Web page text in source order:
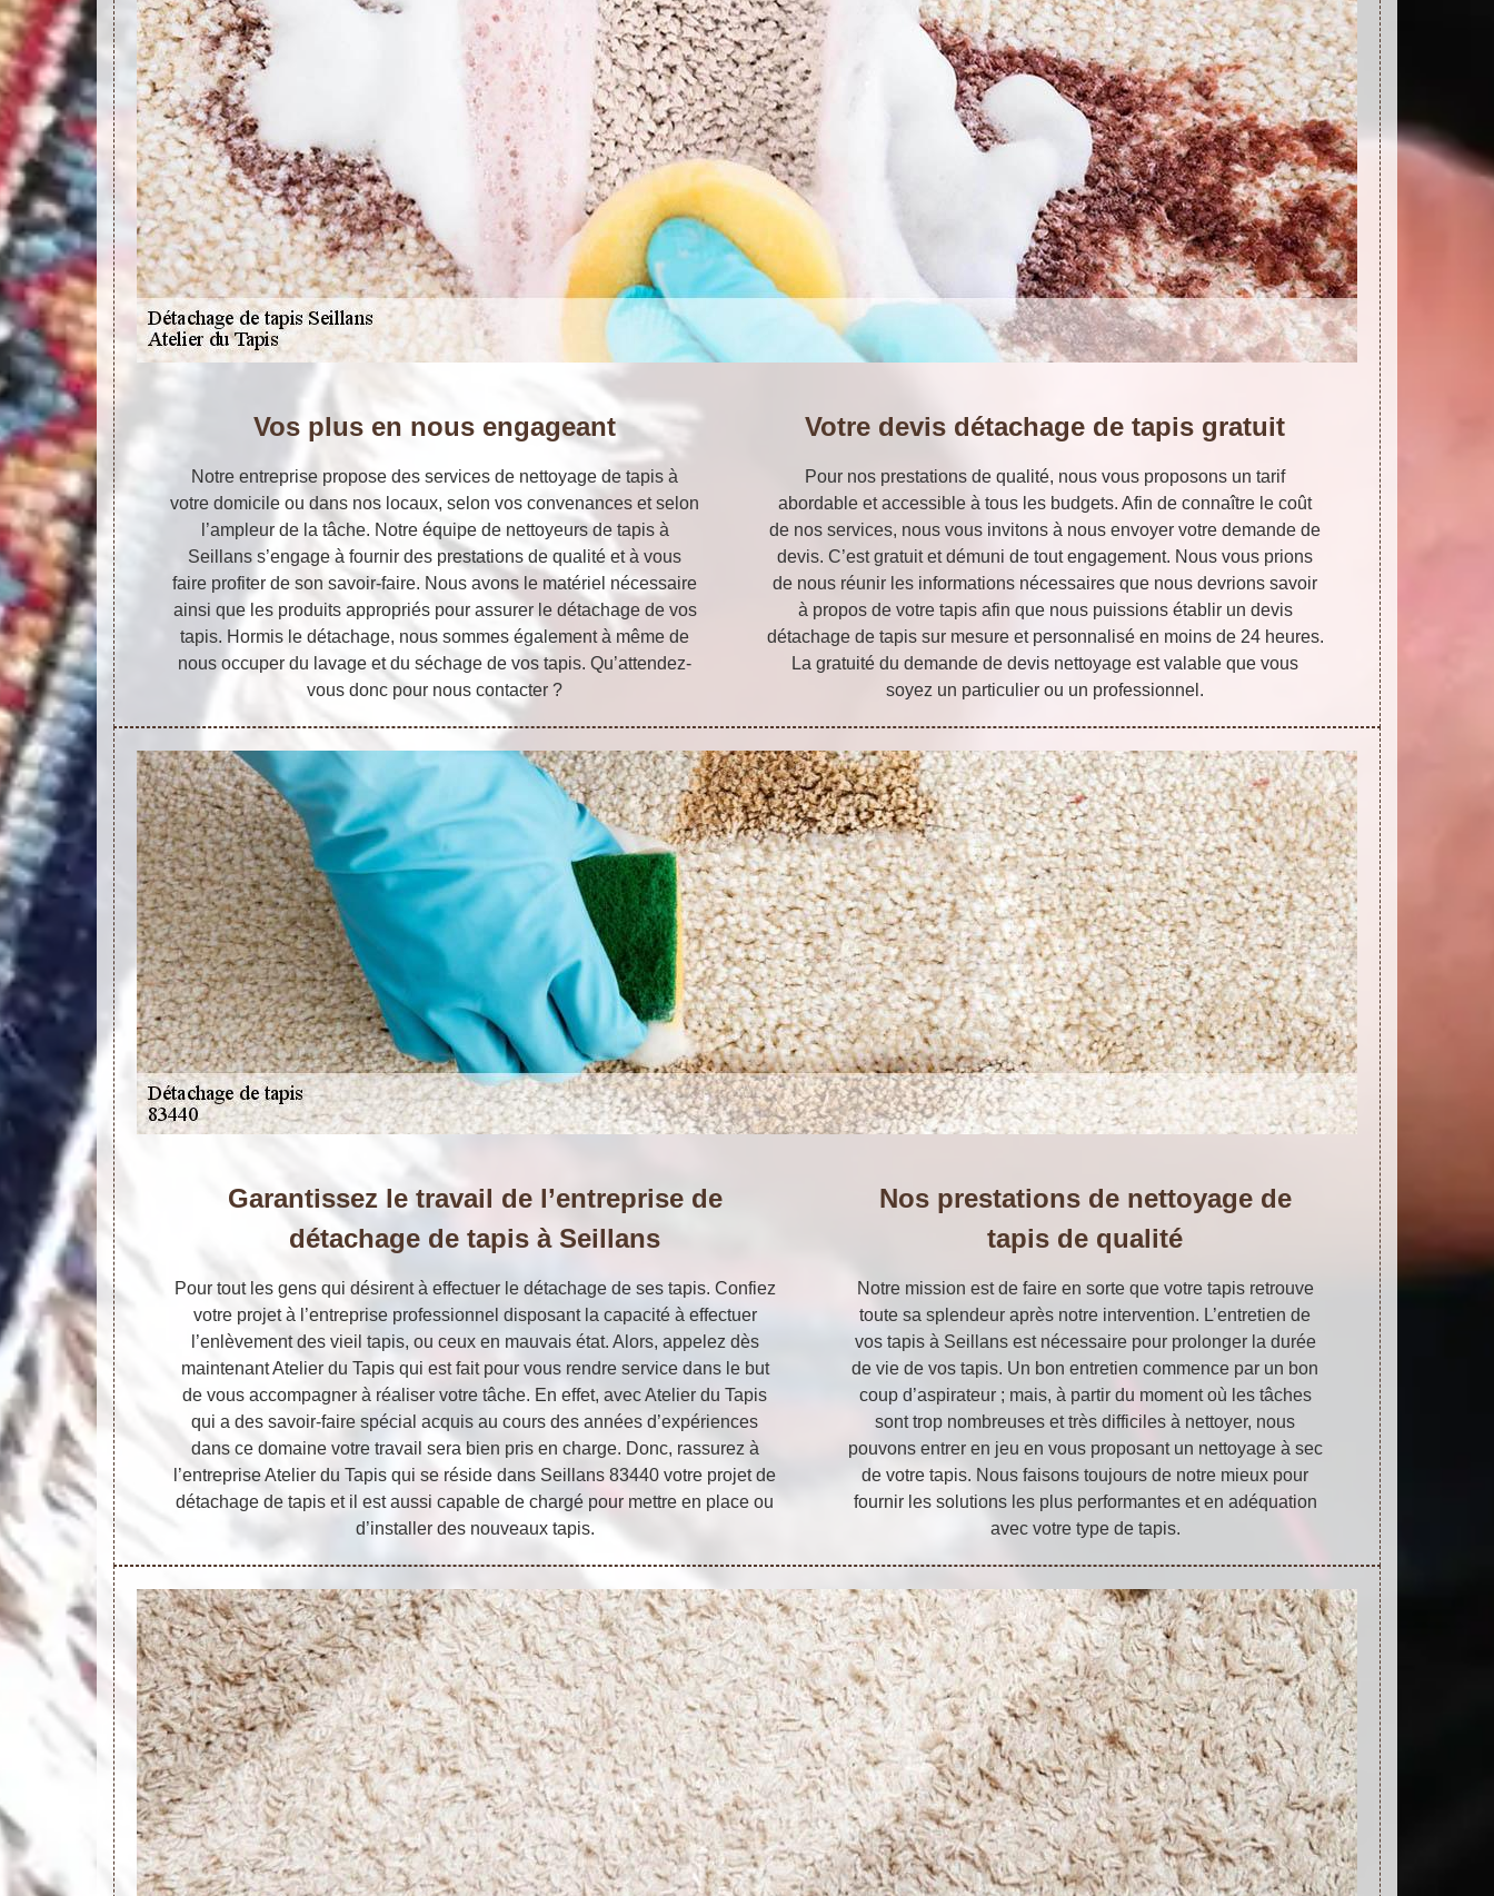
Vos plus en nous engageant
Notre entreprise propose des services de nettoyage de tapis à
votre domicile ou dans nos locaux, selon vos convenances et selon
l’ampleur de la tâche. Notre équipe de nettoyeurs de tapis à
Seillans s’engage à fournir des prestations de qualité et à vous
faire profiter de son savoir-faire. Nous avons le matériel nécessaire
ainsi que les produits appropriés pour assurer le détachage de vos
tapis. Hormis le détachage, nous sommes également à même de
nous occuper du lavage et du séchage de vos tapis. Qu’attendez-
vous donc pour nous contacter ?
Votre devis détachage de tapis gratuit
Pour nos prestations de qualité, nous vous proposons un tarif
abordable et accessible à tous les budgets. Afin de connaître le coût
de nos services, nous vous invitons à nous envoyer votre demande de
devis. C’est gratuit et démuni de tout engagement. Nous vous prions
de nous réunir les informations nécessaires que nous devrions savoir
à propos de votre tapis afin que nous puissions établir un devis
détachage de tapis sur mesure et personnalisé en moins de 24 heures.
La gratuité du demande de devis nettoyage est valable que vous
soyez un particulier ou un professionnel.
Garantissez le travail de l’entreprise de
détachage de tapis à Seillans
Pour tout les gens qui désirent à effectuer le détachage de ses tapis. Confiez
votre projet à l’entreprise professionnel disposant la capacité à effectuer
l’enlèvement des vieil tapis, ou ceux en mauvais état. Alors, appelez dès
maintenant Atelier du Tapis qui est fait pour vous rendre service dans le but
de vous accompagner à réaliser votre tâche. En effet, avec Atelier du Tapis
qui a des savoir-faire spécial acquis au cours des années d’expériences
dans ce domaine votre travail sera bien pris en charge. Donc, rassurez à
l’entreprise Atelier du Tapis qui se réside dans Seillans 83440 votre projet de
détachage de tapis et il est aussi capable de chargé pour mettre en place ou
d’installer des nouveaux tapis.
Nos prestations de nettoyage de
tapis de qualité
Notre mission est de faire en sorte que votre tapis retrouve
toute sa splendeur après notre intervention. L’entretien de
vos tapis à Seillans est nécessaire pour prolonger la durée
de vie de vos tapis. Un bon entretien commence par un bon
coup d’aspirateur ; mais, à partir du moment où les tâches
sont trop nombreuses et très difficiles à nettoyer, nous
pouvons entrer en jeu en vous proposant un nettoyage à sec
de votre tapis. Nous faisons toujours de notre mieux pour
fournir les solutions les plus performantes et en adéquation
avec votre type de tapis.